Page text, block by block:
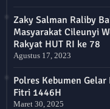
Zaky Salman Raliby
Masyarakat Cileunyi
Rakyat HUT RI ke 78
Agustus 17, 2023
Polres Kebumen
Fitri 1446H
Maret 30, 2025